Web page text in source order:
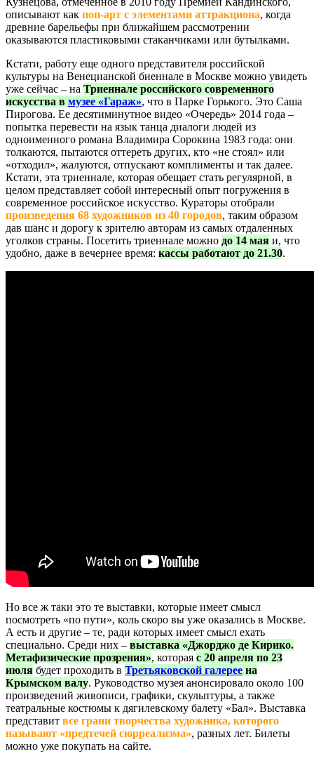
описывают как поп-арт с элементами аттракциона, когда
древние барельефы при ближайшем рассмотрении
оказываются пластиковыми стаканчиками или бутылками.
Кстати, работу еще одного представителя российской
культуры на Венецианской биеннале в Москве можно увидеть
уже сейчас – на Триеннале российского современного
искусства в музее «Гараж», что в Парке Горького. Это Саша
Пирогова. Ее десятиминутное видео «Очередь» 2014 года –
попытка перевести на язык танца диалоги людей из
одноименного романа Владимира Сорокина 1983 года: они
толкаются, пытаются оттереть других, кто «не стоял» или
«отходил», жалуются, отпускают комплименты и так далее.
Кстати, эта триеннале, которая обещает стать регулярной, в
целом представляет собой интересный опыт погружения в
современное российское искусство. Кураторы отобрали
произведения 68 художников из 40 городов, таким образом
дав шанс и дорогу к зрителю авторам из самых отдаленных
уголков страны. Посетить триеннале можно до 14 мая и, что
удобно, даже в вечернее время: кассы работают до 21.30.
Но все ж таки это те выставки, которые имеет смысл
посмотреть «по пути», коль скоро вы уже оказались в Москве.
А есть и другие – те, ради которых имеет смысл ехать
специально. Среди них – выставка «Джорджо де Кирико.
Метафизические прозрения», которая с 20 апреля по 23
июля будет проходить в Третьяковской галерее на
Крымском валу. Руководство музея анонсировало около 100
произведений живописи, графики, скульптуры, а также
театральные костюмы к дягилевскому балету «Бал». Выставка
представит все грани творчества художника, которого
называют «предтечей сюрреализма», разных лет. Билеты
можно уже покупать на сайте.